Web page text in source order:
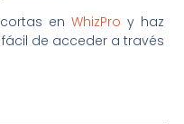
en WhizPro y haz
de acceder a través